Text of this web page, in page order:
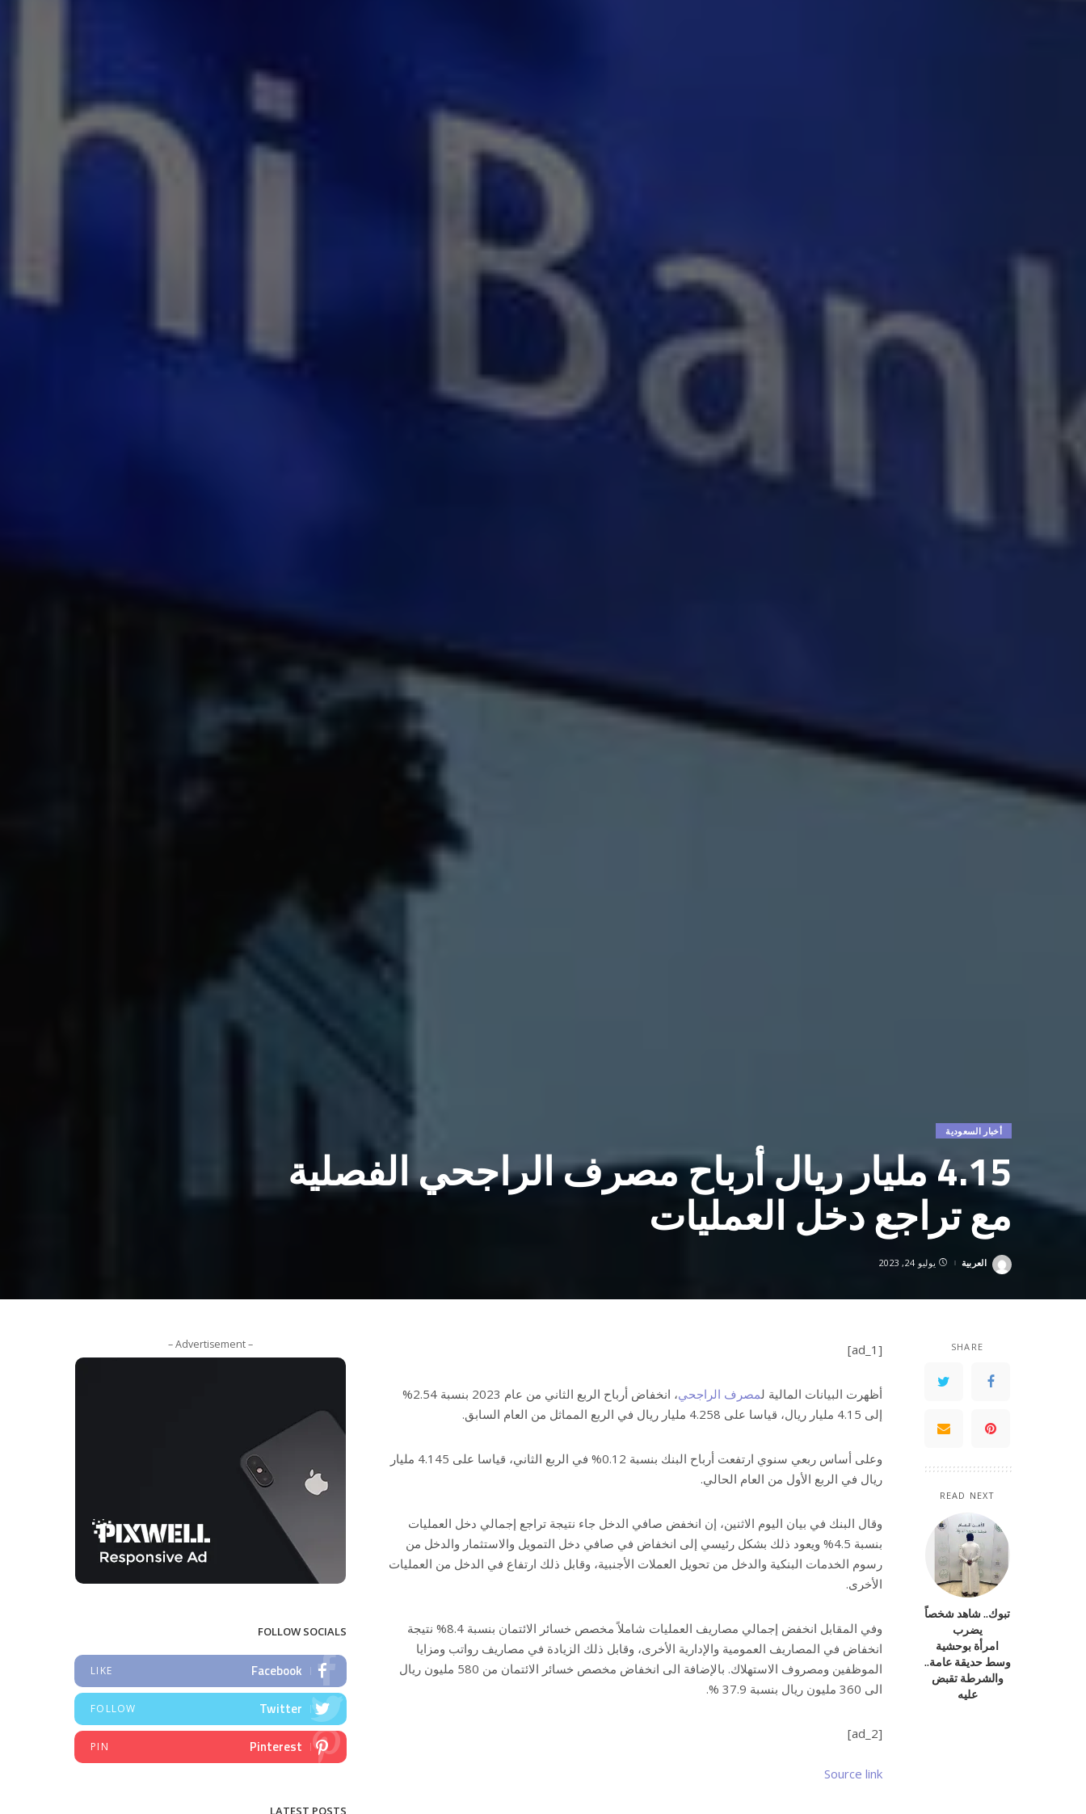
أخبار السعودية
4.15 مليار ريال أرباح مصرف الراجحي الفصلية
مع تراجع دخل العمليات
Posted
العربية يوليو 24, 2023
SHARE
READ NEXT
تبوك.. شاهد شخصاً
يضرب
امرأة بوحشية
وسط حديقة عامة..
والشرطة تقبض
عليه
[ad_1]
أظهرت البيانات المالية لمصرف الراجحي
، انخفاض أرباح الربع الثاني من عام 2023 بنسبة 2.54%
إلى 4.15 مليار ريال، قياسا على 4.258 مليار ريال في الربع المماثل من العام السابق.
وعلى أساس ربعي سنوي ارتفعت أرباح البنك بنسبة 0.12% في الربع الثاني، قياسا على 4.145 مليار
ريال في الربع الأول من العام الحالي.
وقال البنك في بيان اليوم الاثنين، إن انخفض صافي الدخل جاء نتيجة تراجع إجمالي دخل العمليات
بنسبة 4.5% ويعود ذلك بشكل رئيسي إلى انخفاض في صافي دخل التمويل والاستثمار والدخل من
رسوم الخدمات البنكية والدخل من تحويل العملات الأجنبية، وقابل ذلك ارتفاع في الدخل من العمليات
الأخرى.
وفي المقابل انخفض إجمالي مصاريف العمليات شاملاً مخصص خسائر الائتمان بنسبة 8.4% نتيجة
انخفاض في المصاريف العمومية والإدارية الأخرى، وقابل ذلك الزيادة في مصاريف رواتب ومزايا
الموظفين ومصروف الاستهلاك. بالإضافة الى انخفاض مخصص خسائر الائتمان من 580 مليون ريال
الى 360 مليون ريال بنسبة 37.9 %.
[ad_2]
Source link
– Advertisement –
FOLLOW SOCIALS
Facebook
LIKE
Twitter
FOLLOW
Pinterest
PIN
LATEST POSTS